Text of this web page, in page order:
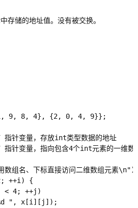
存储的地址值。没有被交换。
9, 8, 4}, {2, 0, 4, 9}};
针变量，存放int类型数据的地址
针变量，指向包含4个int元素的一维数
组名、下标直接访问二维数组元素
++i) {
< 4; ++j)
", x[i][j]);